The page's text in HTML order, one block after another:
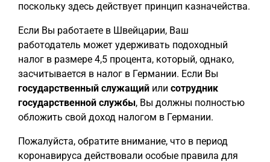
поскольку здесь действует принцип казначейства.
Если Вы работаете в Швейцарии, Ваш
работодатель может удерживать подоходный
налог в размере 4,5 процента, который, однако,
засчитывается в налог в Германии. Если Вы
государственный служащий или сотрудник
государственной службы, Вы должны полностью
обложить свой доход налогом в Германии.
Пожалуйста, обратите внимание, что в период
коронавируса действовали особые правила для